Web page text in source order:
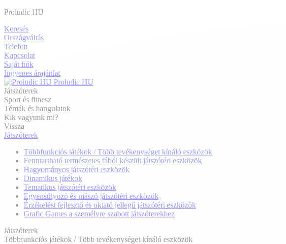
Proludic HU
Keresés
Országváltás
Telefon
Kapcsolat
Saját fiók
Ingyenes árajánlat
Proludic HU
Játszóterek
Sport és fitnesz
Témák és hangulatok
Kik vagyunk mi?
Vissza
Játszóterek
Többfunkciós játékok / Több tevékenységet kínáló eszközök
Fenntartható természetes fából készült játszótéri eszközök
Hagyományos játszótéri eszközök
Dinamikus játékok
Tematikus játszótéri eszközök
Egyensúlyozó és mászó játszótéri eszközök
Érzékelést fejlesztő és oktató jellegű játszótéri eszközök
Grafic Games a személyre szabott játszóterekhez
Játszóterek
Többfunkciós játékok / Több tevékenységet kínáló eszközök